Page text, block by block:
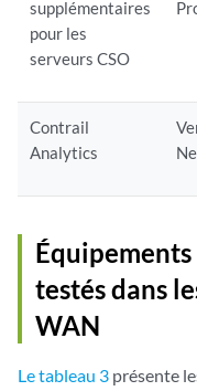
supplémentaires
pour les
serveurs CSO
Contrail
Analytics
testés dans
WAN
Le tableau 3 présente